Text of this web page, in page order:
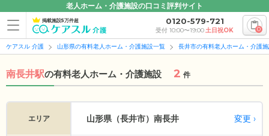
老人ホーム・介護施設の口コミ評判サイト
掲載施設5万件超 0120-579-721
受付 10:00〜19:00土日祝OK 0
ケアスル 介護 山形県の有料老人ホーム・介護施設一覧 長井市の有料老人ホーム・介護
南長井駅の有料老人ホーム・介護施設 2 件
エリア 山形県（長井市） 南長井 変更